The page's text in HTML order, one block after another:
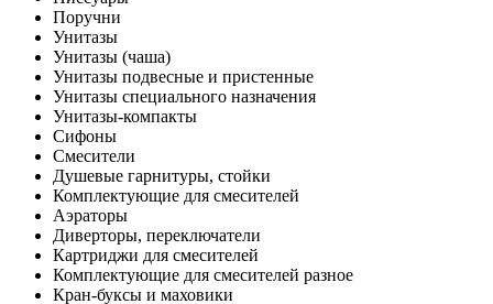
Поручни
Унитазы
Унитазы (чаша)
Унитазы подвесные и пристенные
Унитазы специального назначения
Унитазы-компакты
Сифоны
Смесители
Душевые гарнитуры, стойки
Комплектующие для смесителей
Аэраторы
Диверторы, переключатели
Картриджи для смесителей
Комплектующие для смесителей разное
Кран-буксы и маховики